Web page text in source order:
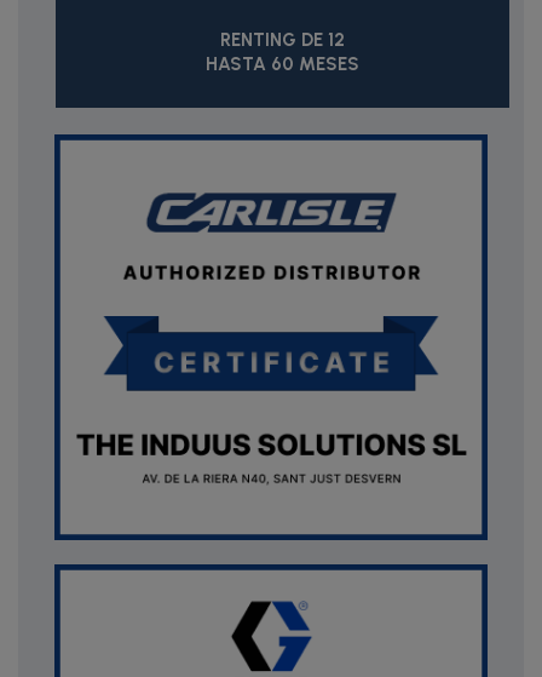
RENTING DE 12
HASTA 60 MESES